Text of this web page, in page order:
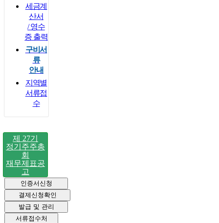
세금계
산서
/ 영수
증 출력
구비서
류
안내
지역별
서류접
수
제 27기
정기주주총
회
재무제표공
고
인증서신청
결제신청확인
발급 및 관리
서류접수처